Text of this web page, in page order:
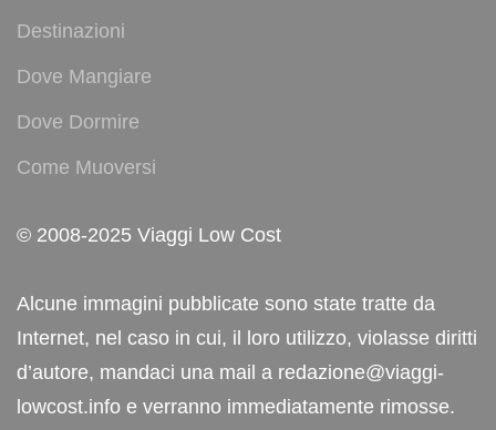
Destinazioni
Dove Mangiare
Dove Dormire
Come Muoversi
© 2008-2025 Viaggi Low Cost
Alcune immagini pubblicate sono state tratte da
Internet, nel caso in cui, il loro utilizzo, violasse diritti
d’autore, mandaci una mail a redazione@viaggi-
lowcost.info e verranno immediatamente rimosse.